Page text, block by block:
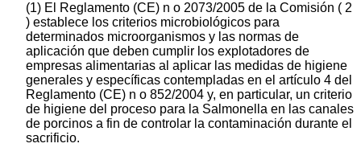
(1) El Reglamento (CE) n o 2073/2005 de la Comisión ( 2
) establece los criterios microbiológicos para
determinados microorganismos y las normas de
aplicación que deben cumplir los explotadores de
empresas alimentarias al aplicar las medidas de higiene
generales y específicas contempladas en el artículo 4 del
Reglamento (CE) n o 852/2004 y, en particular, un criterio
de higiene del proceso para la Salmonella en las canales
de porcinos a fin de controlar la contaminación durante el
sacrificio.